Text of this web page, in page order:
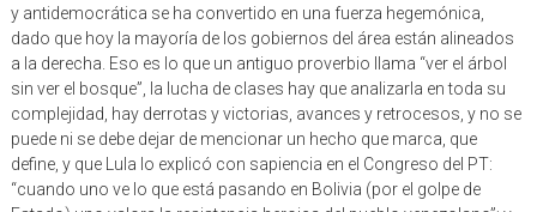
y antidemocrática se ha convertido en una fuerza hegemónica,
dado que hoy la mayoría de los gobiernos del área están alineados
a la derecha. Eso es lo que un antiguo proverbio llama “ver el árbol
sin ver el bosque”, la lucha de clases hay que analizarla en toda su
complejidad, hay derrotas y victorias, avances y retrocesos, y no se
puede ni se debe dejar de mencionar un hecho que marca, que
define, y que Lula lo explicó con sapiencia en el Congreso del PT:
“cuando uno ve lo que está pasando en Bolivia (por el golpe de